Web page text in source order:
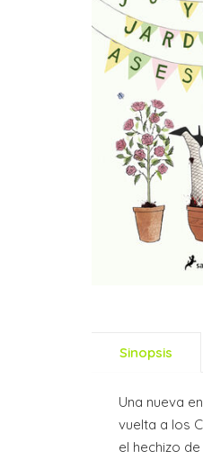
Sinopsis
Una nueva
vuelta a los
el hechizo